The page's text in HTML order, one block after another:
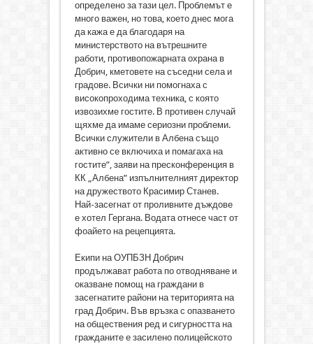
определено за тази цел. Проблемът е
много важен, но това, което днес мога
да кажа е да благодаря на
министерството на вътрешните
работи, противопожарната охрана в
Добрич, кметовете на съседни села и
градове. Всички ни помогнаха с
високопроходима техника, с която
извозихме гостите. В противен случай
щяхме да имаме сериозни проблеми.
Всички служители в Албена също
активно се включиха и помагаха на
гостите”, заяви на пресконференция в
КК „Албена” изпълнителният директор
на дружеството Красимир Станев.
Най-засегнат от проливните дъждове
е хотел Гергана. Водата отнесе част от
фоайето на рецепцията.
Екипи на ОУПБЗН Добрич
продължават работа по отводняване и
оказване помощ на граждани в
засегнатите райони на територията на
град Добрич. Във връзка с опазването
на обществения ред и сигурността на
гражданите е засилено полицейското